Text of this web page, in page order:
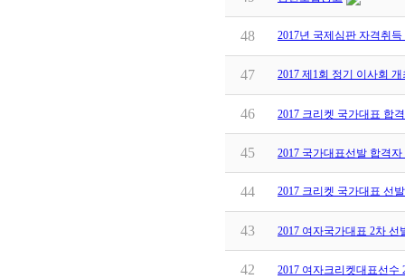
48 2017년 국제심판 자격취
47 2017 제1회 정기 이사회
46 2017 크리켓 국가대표 합
45 2017 국가대표선발 합격
44 2017 크리켓 국가대표 선
43 2017 여자국가대표 2차
42 2017 여자크리켓대표선